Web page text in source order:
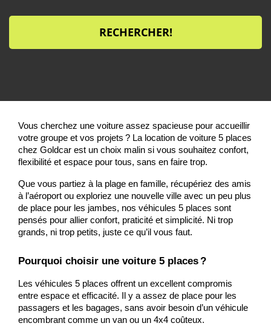
RECHERCHER!
Vous cherchez une voiture assez spacieuse pour accueillir
votre groupe et vos projets ? La location de voiture 5 places
chez Goldcar est un choix malin si vous souhaitez confort,
flexibilité et espace pour tous, sans en faire trop.
Que vous partiez à la plage en famille, récupériez des amis
à l’aéroport ou exploriez une nouvelle ville avec un peu plus
de place pour les jambes, nos véhicules 5 places sont
pensés pour allier confort, praticité et simplicité. Ni trop
grands, ni trop petits, juste ce qu’il vous faut.
Pourquoi choisir une voiture 5 places ?
Les véhicules 5 places offrent un excellent compromis
entre espace et efficacité. Il y a assez de place pour les
passagers et les bagages, sans avoir besoin d’un véhicule
encombrant comme un van ou un 4x4 coûteux.